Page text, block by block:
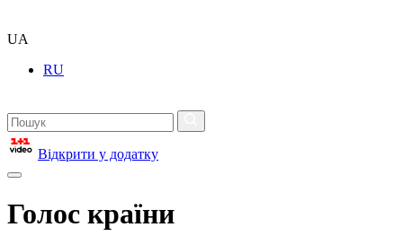
UA
RU
Відкрити у додатку
Голос країни